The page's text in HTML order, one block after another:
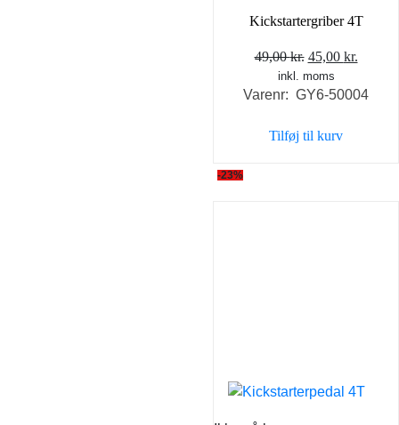
Kickstartergriber 4T
49,00kr. Den
oprindelige
pris
49,00 kr..
45,00 kr.
pris
inkl. moms
Varenr: GY6-50004
Tilføj til kurv
-23%